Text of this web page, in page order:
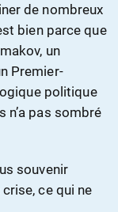
de nombreux
bien parce que
un
Premier-
politique
n’a pas sombré
souvenir
ce qui ne